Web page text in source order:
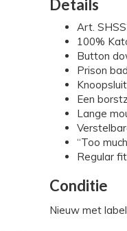
Details
Art.
100%
Button
Prison
Een
Lange
“Too
Regular fit
Conditie
Nieuw met